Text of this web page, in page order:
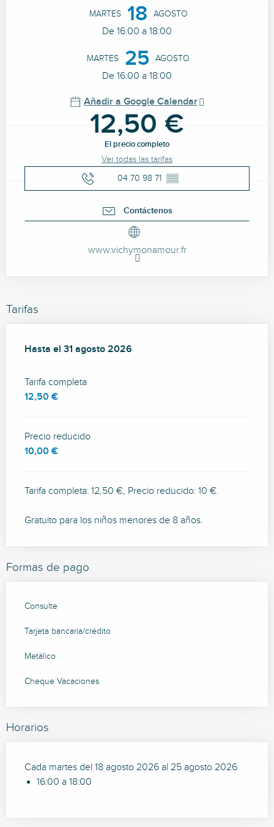
MARTES 18 AGOSTO
De 16:00 a 18:00
MARTES 25 AGOSTO
De 16:00 a 18:00
Añadir a Google Calendar
12,50 €
El precio completo
Ver todas las tarifas
04 70 98 71 ▒▒
Contáctenos
www.vichymonamour.fr
Tarifas
Desde 27 febrero 2026hasta
Hasta el 31 agosto 2026
Tarifa completa
12,50 €
Precio reducido
10,00 €
Tarifa completa: 12,50 €, Precio reducido: 10 €.
Gratuito para los niños menores de 8 años.
Formas de pago
Consulte
Tarjeta bancaria/crédito
Metálico
Cheque Vacaciones
Horarios
Cada martes del 18 agosto 2026 al 25 agosto 2026
16:00 a 18:00